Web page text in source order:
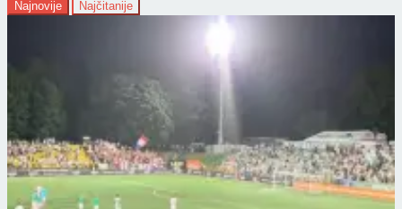
Najnovije Najčitanije